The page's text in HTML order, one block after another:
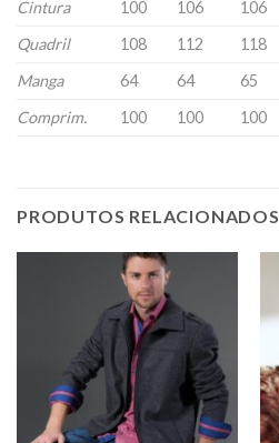
Cintura 100 106 106
Quadril
108 112 118
Manga
64 64 65
Comprim.
100 100 100
PRODUTOS RELACIONADOS